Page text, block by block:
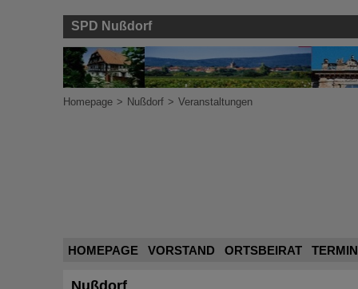
SPD Nußdorf
Homepage > Nußdorf > Veranstaltungen
HOMEPAGE VORSTAND ORTSBEIRAT
Nußdorf